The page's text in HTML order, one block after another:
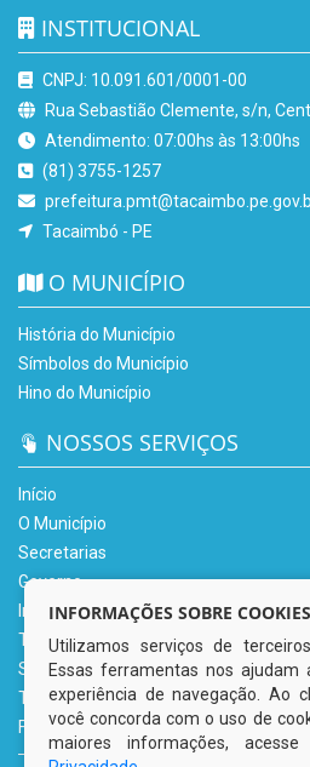
INSTITUCIONAL
CNPJ: 10.091.601/0001-00
Rua Sebastião Clemente, s/n,
Atendimento: 07:00hs às 13:00hs
(81) 3755-1257
Tacaimbó - PE
O MUNICÍPIO
História do Município
Símbolos do Município
Hino do Município
NOSSOS SERVIÇOS
Início
O Município
Secretarias
Governo
Informe-se
Transparência
Serviços Digitais
Tributário
Fale Conosco
INFORMAÇÕES SOBRE COOKIES
Utilizamos serviços de
Essas ferramentas nos
experiência de navegação. Ao
você concorda com o uso de
maiores informações,